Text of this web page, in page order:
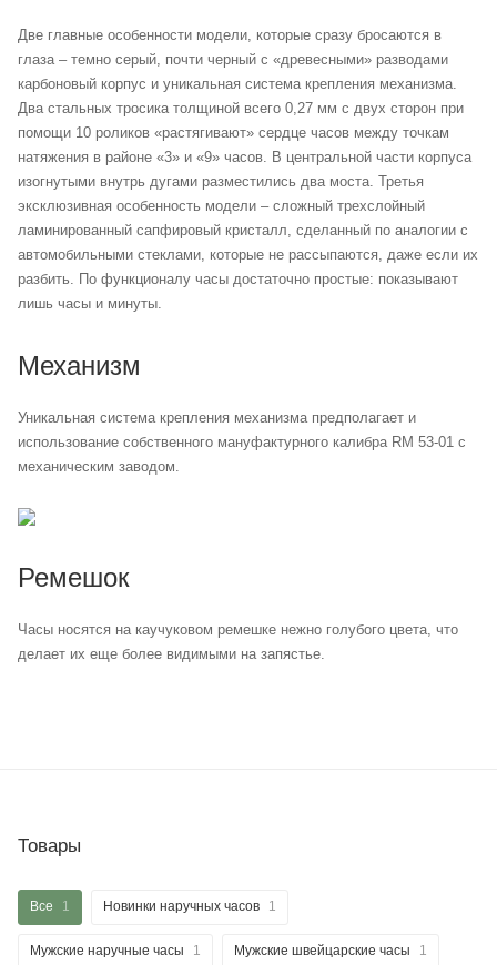
Две главные особенности модели, которые сразу бросаются в
глаза – темно серый, почти черный с «древесными» разводами
карбоновый корпус и уникальная система крепления механизма.
Два стальных тросика толщиной всего 0,27 мм с двух сторон при
помощи 10 роликов «растягивают» сердце часов между точкам
натяжения в районе «3» и «9» часов. В центральной части корпуса
изогнутыми внутрь дугами разместились два моста. Третья
эксклюзивная особенность модели – сложный трехслойный
ламинированный сапфировый кристалл, сделанный по аналогии с
автомобильными стеклами, которые не рассыпаются, даже если их
разбить. По функционалу часы достаточно простые: показывают
лишь часы и минуты.
Механизм
Уникальная система крепления механизма предполагает и
использование собственного мануфактурного калибра RM 53-01 с
механическим заводом.
Ремешок
Часы носятся на каучуковом ремешке нежно голубого цвета, что
делает их еще более видимыми на запястье.
Товары
Все 1 Новинки наручных часов 1
Мужские наручные часы 1 Мужские швейцарские часы 1